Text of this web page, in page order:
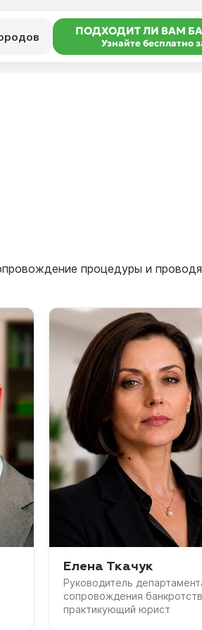
ПОДХОДИТ ЛИ ВАМ
Узнайте бесплатно
процедуры и
Елена Ткачук
Руководитель
сопровождения
практикующий юрист